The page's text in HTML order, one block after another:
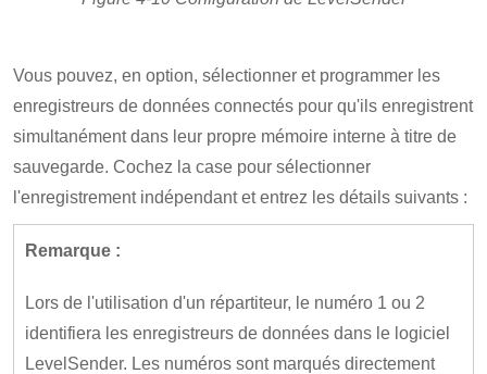
Vous pouvez, en option, sélectionner et programmer les
enregistreurs de données connectés pour qu'ils enregistrent
simultanément dans leur propre mémoire interne à titre de
sauvegarde. Cochez la case pour sélectionner
l'enregistrement indépendant et entrez les détails suivants :
Remarque :
Lors de l'utilisation d'un répartiteur, le numéro 1 ou 2
identifiera les enregistreurs de données dans le logiciel
LevelSender. Les numéros sont marqués directement